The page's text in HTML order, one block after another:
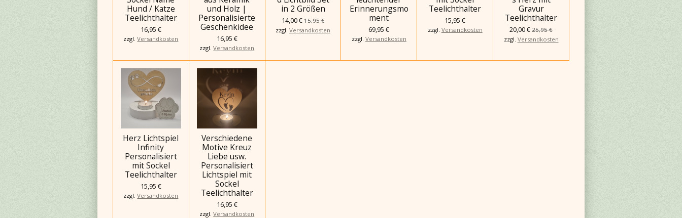
Hund / Katze
Teelichthalter
16,95 €
zzgl.Versandkosten
und Holz |
Personalisierte
Geschenkidee
16,95 €
zzgl.Versandkosten
in 2 Größen
14,00 € 15,95 €
zzgl.Versandkosten
Erinnerungsmo
ment
69,95 €
zzgl. Versandkosten
Teelichthalter
15,95 €
zzgl. Versandkosten
Gravur
Teelichthalter
20,00 € 25,95 €
zzgl. Versandkosten
Herz Lichtspiel
Infinity
Personalisiert
mit Sockel
Teelichthalter
15,95 €
zzgl.Versandkosten
Verschiedene
Motive Kreuz
Liebe usw.
Personalisiert
Lichtspiel mit
Sockel
Teelichthalter
16,95 €
zzgl.Versandkosten